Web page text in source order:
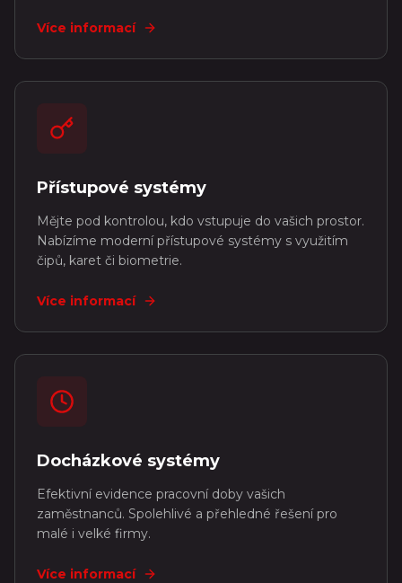
Více informací
Přístupové systémy
Mějte pod kontrolou, kdo vstupuje do vašich prostor.
Nabízíme moderní přístupové systémy s využitím
čipů, karet či biometrie.
Více informací
Docházkové systémy
Efektivní evidence pracovní doby vašich
zaměstnanců. Spolehlivé a přehledné řešení pro
malé i velké firmy.
Více informací